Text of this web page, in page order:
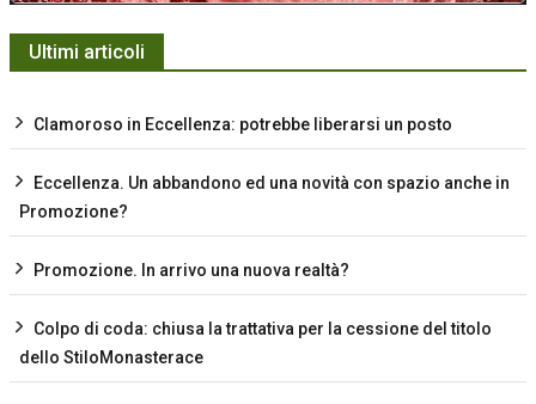
Ultimi articoli
Clamoroso in Eccellenza: potrebbe liberarsi un posto
Eccellenza. Un abbandono ed una novità con spazio anche in
Promozione?
Promozione. In arrivo una nuova realtà?
Colpo di coda: chiusa la trattativa per la cessione del titolo
dello StiloMonasterace